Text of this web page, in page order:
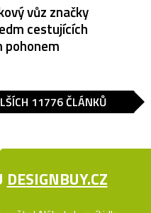
vůz značky
cestujících
pohonem
11776 ČLÁNKŮ
DESIGNBUY.CZ